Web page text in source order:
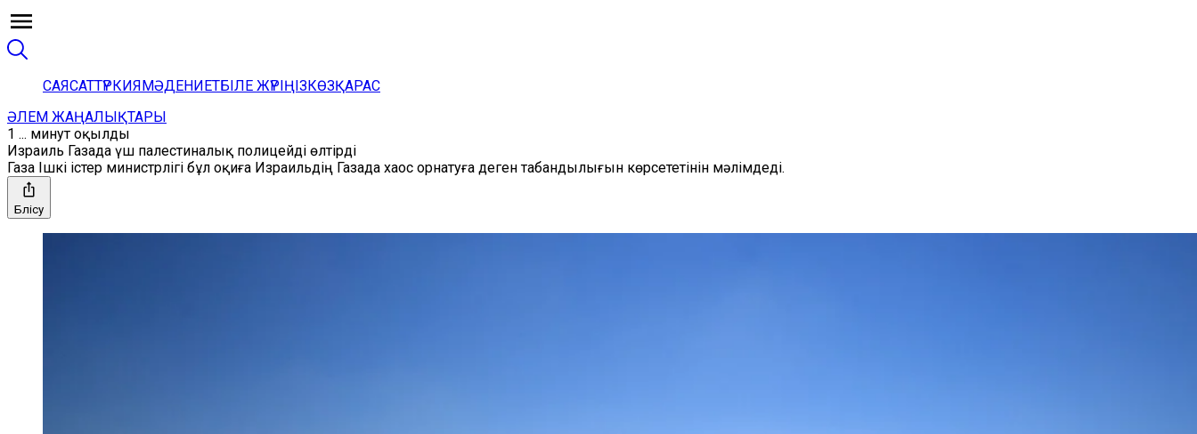
САЯСАТТҮРКИЯМӘДЕНИЕТБІЛЕ ЖҮРІҢІЗКӨЗҚАРАС
ӘЛЕМ ЖАҢАЛЫҚТАРЫ
1 ... минут оқылды
Израиль Газада үш палестиналық полицейді өлтірді
Газа Ішкі істер министрлігі бұл оқиға Израильдің Газада хаос орнатуға деген табандылығын көрсететінін мәлімдеді.
Бөлісу